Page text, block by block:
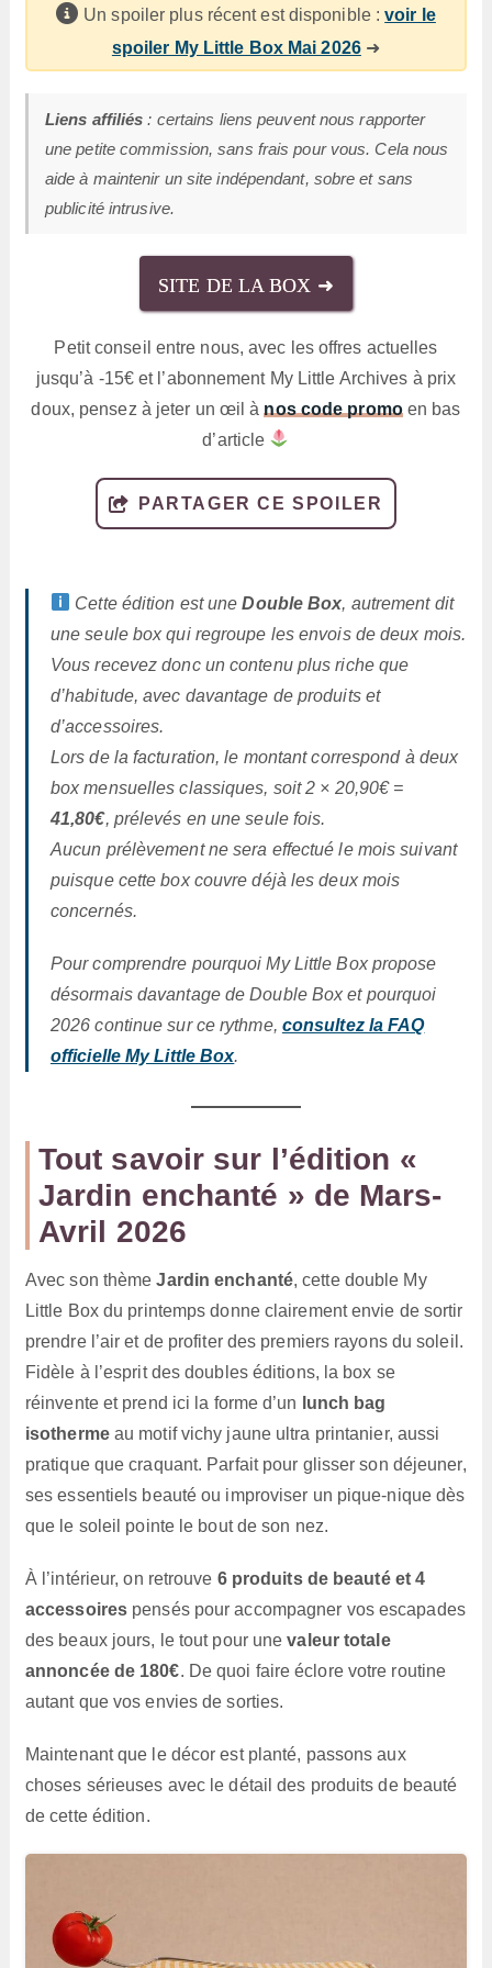
Un spoiler plus récent est disponible :voir le
spoiler My Little Box Mai 2026➜
Liens affiliés : certains liens peuvent nous rapporter
une petite commission, sans frais pour vous. Cela nous
aide à maintenir un site indépendant, sobre et sans
publicité intrusive.
SITE DE LA BOX ➜
Petit conseil entre nous, avec les offres actuelles
jusqu’à -15€ et l’abonnement My Little Archives à prix
doux, pensez à jeter un œil ànos code promoen bas
d’article
PARTAGER CE SPOILER
Cette édition est uneDouble Box, autrement dit
une seule box qui regroupe les envois de deux mois.
Vous recevez donc un contenu plus riche que
d’habitude, avec davantage de produits et
d’accessoires.
Lors de la facturation, le montant correspond à deux
box mensuelles classiques, soit 2 × 20,90€ =
41,80€, prélevés en une seule fois.
Aucun prélèvement ne sera effectué le mois suivant
puisque cette box couvre déjà les deux mois
concernés.
Pour comprendre pourquoi My Little Box propose
désormais davantage de Double Box et pourquoi
2026 continue sur ce rythme, consultez la FAQ
officielle My Little Box.
Tout savoir sur l’édition «
Jardin enchanté » de Mars-
Avril 2026
Avec son thèmeJardin enchanté, cette double My
Little Box du printemps donne clairement envie de sortir
prendre l’air et de profiter des premiers rayons du soleil.
Fidèle à l’esprit des doubles éditions, la box se
réinvente et prend ici la forme d’un
lunch bag
isothermeau motif vichy jaune ultra printanier, aussi
pratique que craquant. Parfait pour glisser son déjeuner,
ses essentiels beauté ou improviser un pique-nique dès
que le soleil pointe le bout de son nez.
À l’intérieur, on retrouve 6 produits de beauté et 4
accessoires pensés pour accompagner vos escapades
des beaux jours, le tout pour unevaleur totale
annoncée de 180€. De quoi faire éclore votre routine
autant que vos envies de sorties.
Maintenant que le décor est planté, passons aux
choses sérieuses avec le détail des produits de beauté
de cette édition.